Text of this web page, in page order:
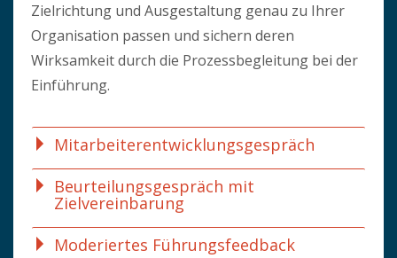
Zielrichtung und Ausgestaltung genau zu Ihrer
Organisation passen und sichern deren
Wirksamkeit durch die Prozessbegleitung bei der
Einführung.
Mitarbeiterentwicklungsgespräch
Beurteilungsgespräch mit
Zielvereinbarung
Moderiertes Führungsfeedback